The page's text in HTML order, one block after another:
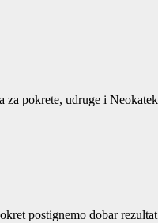
za pokrete, udruge i
postignemo dobar